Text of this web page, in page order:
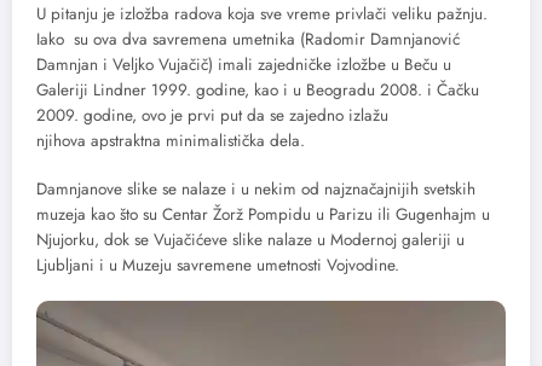
U pitanju je izložba radova koja sve vreme privlači veliku pažnju.
Iako su ova dva savremena umetnika (Radomir Damnjanović
Damnjan i Veljko Vujačič) imali zajedničke izložbe u Beču u
Galeriji Lindner 1999. godine, kao i u Beogradu 2008. i Čačku
2009. godine, ovo je prvi put da se zajedno izlažu
njihova apstraktna minimalistička dela.
Damnjanove slike se nalaze i u nekim od najznačajnijih svetskih
muzeja kao što su Centar Žorž Pompidu u Parizu ili Gugenhajm u
Njujorku, dok se Vujačićeve slike nalaze u Modernoj galeriji u
Ljubljani i u Muzeju savremene umetnosti Vojvodine.